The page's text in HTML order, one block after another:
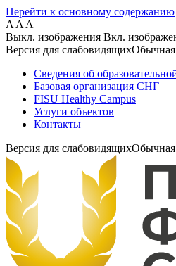
Перейти к основному содержанию
A A A
Выкл. изображения Вкл.
Версия для слабовидящихОбычная
Сведения об
Базовая организация СНГ
FISU Healthy Campus
Услуги объектов
Контакты
Версия для слабовидящихОбычная